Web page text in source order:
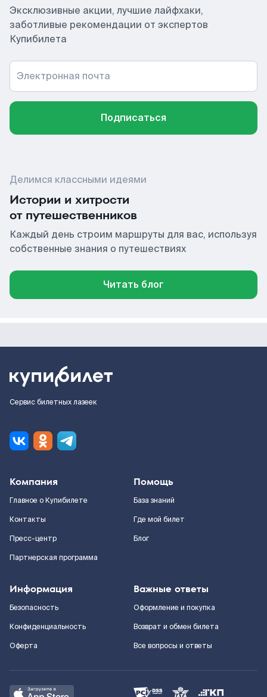
Эксклюзивные акции, лучшие лайфхаки,
заботливые рекомендации от экспертов
Купибилета
Электронная почта
Подписаться
Делимся классными идеями
Истории и хитрости
от путешественников
Каждый день строим маршруты для вас, используя
собственные знания о путешествиях
Читать блог
Сервис билетных лазеек
Компания
Главное о Купибилете
Контакты
Пресс-центр
Партнерская программа
Помощь
База знаний
Где мой билет
Блог
Информация
Безопасность
Конфиденциальность
Оферта
Важные ответы
Оформление и покупка
Возврат и обмен билета
Все вопросы и ответы